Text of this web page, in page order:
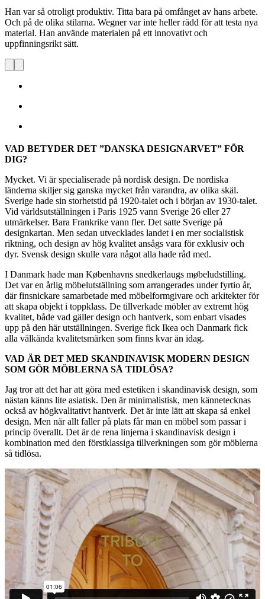
Han var så otroligt produktiv. Titta bara på omfånget av hans arbete.
Och på de olika stilarna. Wegner var inte heller rädd för att testa nya
material. Han använde materialen på ett innovativt och
uppfinningsrikt sätt.
VAD BETYDER DET ”DANSKA DESIGNARVET” FÖR
DIG?
Mycket. Vi är specialiserade på nordisk design. De nordiska
länderna skiljer sig ganska mycket från varandra, av olika skäl.
Sverige hade sin storhetstid på 1920-talet och i början av 1930-talet.
Vid världsutställningen i Paris 1925 vann Sverige 26 eller 27
utmärkelser. Bara Frankrike vann fler. Det satte Sverige på
designkartan. Men sedan utvecklades landet i en mer socialistisk
riktning, och design av hög kvalitet ansågs vara för exklusiv och
dyr. Svensk design skulle vara något alla hade råd med.
I Danmark hade man Københavns snedkerlaugs møbeludstilling.
Det var en årlig möbelutställning som arrangerades under fyrtio år,
där finsnickare samarbetade med möbelformgivare och arkitekter för
att skapa objekt i toppklass. De tillverkade möbler av extremt hög
kvalitet, både vad gäller design och hantverk, som enbart visades
upp på den här utställningen. Sverige fick Ikea och Danmark fick
alla välkända kvalitetsmärken som finns kvar än idag.
VAD ÄR DET MED SKANDINAVISK MODERN DESIGN
SOM GÖR MÖBLERNA SÅ TIDLÖSA?
Jag tror att det har att göra med estetiken i skandinavisk design, som
nästan känns lite asiatisk. Den är minimalistisk, men kännetecknas
också av högkvalitativt hantverk. Det är inte lätt att skapa så enkel
design. Men när allt faller på plats får man en möbel som passar i
princip överallt. Det är de rena linjerna i skandinavisk design i
kombination med den förstklassiga tillverkningen som gör möblerna
så tidlösa.